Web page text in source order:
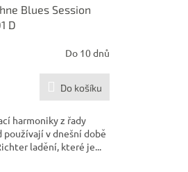
Blues Session
D
Do 10 dnů
Do košíku
harmoniky z řady
používají v dnešní době
ladění, které je...